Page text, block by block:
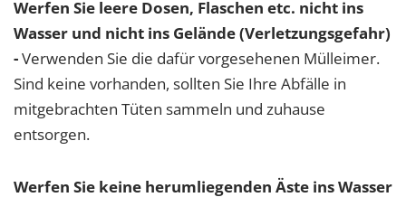
Werfen Sie leere Dosen, Flaschen etc. nicht ins
Wasser und nicht ins Gelände (Verletzungsgefahr)
-Verwenden Sie die dafür vorgesehenen Mülleimer.
Sind keine vorhanden, sollten Sie Ihre Abfälle in
mitgebrachten Tüten sammeln und zuhause
entsorgen.
Werfen Sie keine herumliegenden Äste ins Wasser